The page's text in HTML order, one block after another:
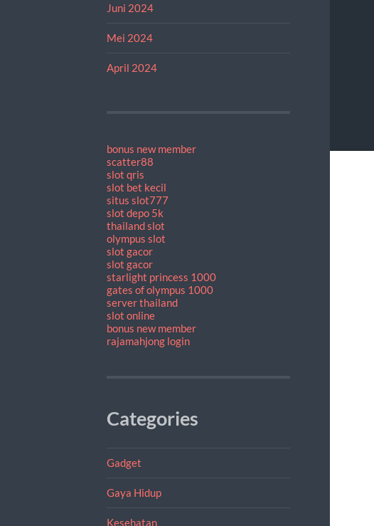
Juni 2024
Mei 2024
April 2024
bonus new member
scatter88
slot qris
slot bet kecil
situs slot777
slot depo 5k
thailand slot
olympus slot
slot gacor
slot gacor
starlight princess 1000
gates of olympus 1000
server thailand
slot online
bonus new member
rajamahjong login
Categories
Gadget
Gaya Hidup
Kesehatan